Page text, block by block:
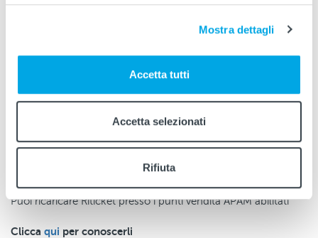
Mostra dettagli
Accetta tutti
Accetta selezionati
Rifiuta
Occorre validare il biglietto per la propria corsa
Si appoggia nuovamente il biglietto alla validatrice
Seleziona sul display il numero dei passeggeri da
La validazione per più persone è consentita entro 2 minuti
dalla prima convalida
Puoi ricaricare Riticket presso i punti vendita APAM abilitati
Clicca qui per conoscerli